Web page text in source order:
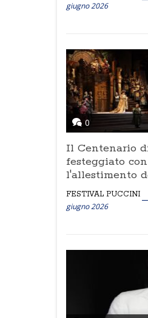
giugno 2026
0
Il Centenario
festeggiato con
l'allestimento
FESTIVAL PUCCINI
giugno 2026